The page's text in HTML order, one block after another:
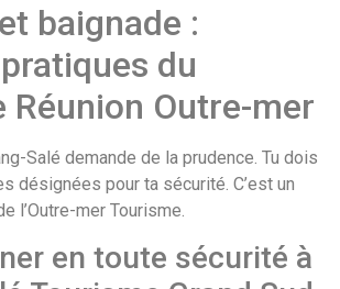
baignade :
du
Réunion Outre-mer
Salé demande de la prudence. Tu dois
désignées pour ta sécurité. C’est un
l’Outre-mer Tourisme.
en toute sécurité à